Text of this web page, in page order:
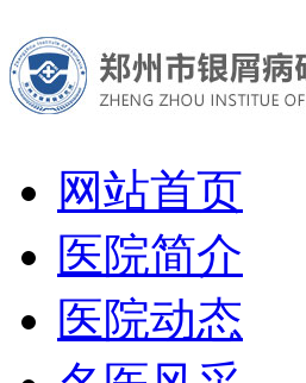
网站首页
医院简介
医院动态